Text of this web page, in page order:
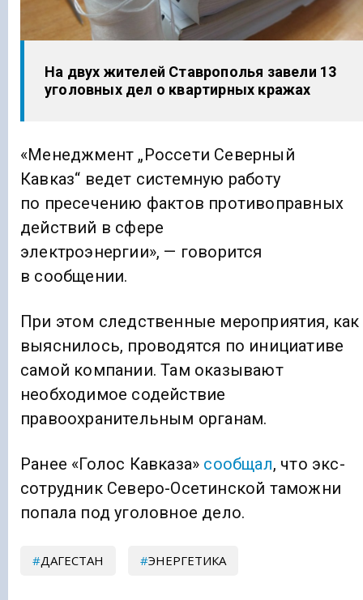
На двух жителей Ставрополья завели 13
уголовных дел о квартирных кражах
«Менеджмент „Россети Северный
Кавказ“ ведет системную работу
по пресечению фактов противоправных
действий в сфере
электроэнергии», — говорится
в сообщении.
При этом следственные мероприятия, как
выяснилось, проводятся по инициативе
самой компании. Там оказывают
необходимое содействие
правоохранительным органам.
Ранее «Голос Кавказа» сообщал, что экс-
сотрудник Северо-Осетинской таможни
попала под уголовное дело.
ДАГЕСТАН ЭНЕРГЕТИКА